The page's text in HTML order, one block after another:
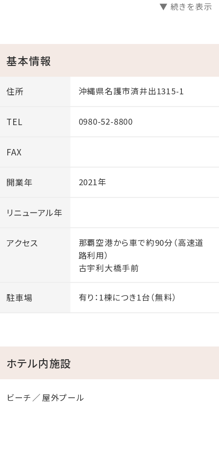
▼ 続きを表示
基本情報
住所 沖縄県名護市済井出1315-1
TEL 0980-52-8800
FAX
開業年 2021年
リニューアル年
アクセス
那覇空港から車で約90分（高速道
路利用）
古宇利大橋手前
駐車場 有り：1棟につき1台（無料）
ホテル内施設
ビーチ 屋外プール